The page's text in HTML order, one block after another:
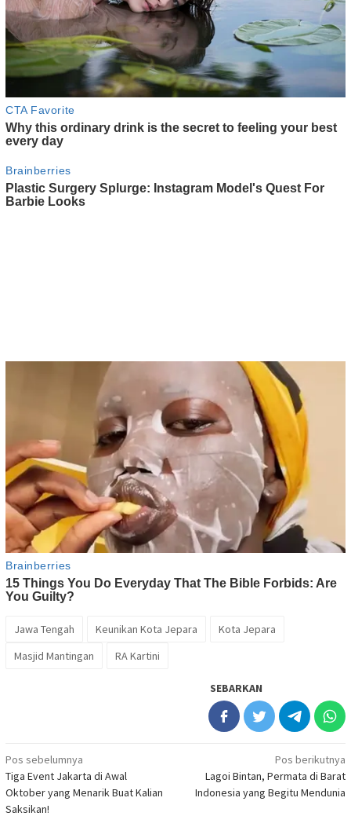
Jawa Tengah Keunikan Kota Jepara
Kota Jepara
Masjid Mantingan
RA Kartini
SEBARKAN
Navigasi
pos
Pos sebelumnya
Tiga Event Jakarta di Awal
Oktober yang Menarik Buat Kalian
Saksikan!
Pos berikutnya
Lagoi Bintan, Permata di Barat
Indonesia yang Begitu Mendunia